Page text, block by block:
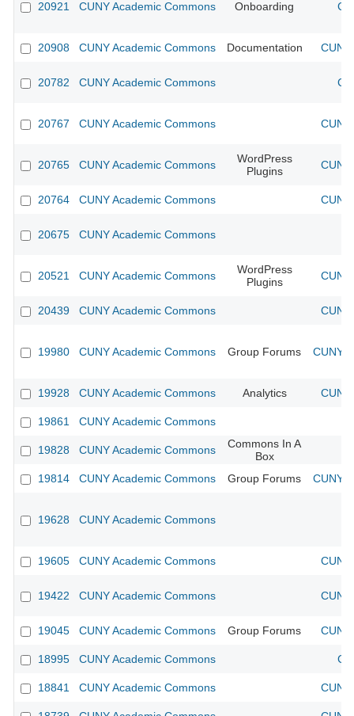
20921 CUNY Academic Commons Onboarding
20908 CUNY Academic Commons Documentation
20782 CUNY Academic Commons
20767 CUNY Academic Commons
20765 CUNY Academic Commons
WordPress
Plugins
20764 CUNY Academic Commons
20675 CUNY Academic Commons
20521 CUNY Academic Commons
WordPress
Plugins
20439 CUNY Academic Commons
19980 CUNY Academic Commons Group Forums CUNY
19928 CUNY Academic Commons Analytics
19861 CUNY Academic Commons
19828 CUNY Academic Commons
Commons In A
Box
19814
CUNY Academic Commons Group Forums CUNY
19628 CUNY Academic Commons
19605 CUNY Academic Commons
19422 CUNY Academic Commons
19045 CUNY Academic Commons Group Forums
18995 CUNY Academic Commons
18841 CUNY Academic Commons